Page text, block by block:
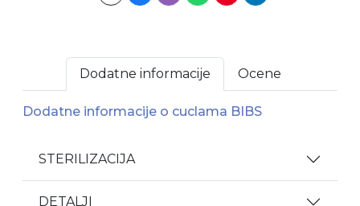
Dodatne informacije Ocene
Dodatne informacije o cuclama BIBS
STERILIZACIJA
DETALJI